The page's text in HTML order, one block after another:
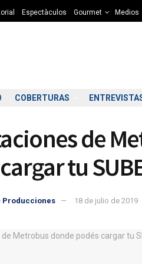
Espectàculos Gourmet Medios
COBERTURAS
de
tu
Producciones 18 de julio de 2019